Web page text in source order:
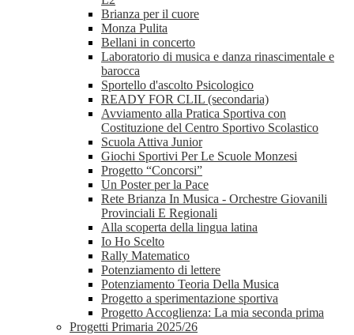
Brianza per il cuore
Monza Pulita
Bellani in concerto
Laboratorio di musica e danza rinascimentale e
barocca
Sportello d'ascolto Psicologico
READY FOR CLIL (secondaria)
Avviamento alla Pratica Sportiva con
Costituzione del Centro Sportivo Scolastico
Scuola Attiva Junior
Giochi Sportivi Per Le Scuole Monzesi
Progetto “Concorsi”
Un Poster per la Pace
Rete Brianza In Musica - Orchestre Giovanili
Provinciali E Regionali
Alla scoperta della lingua latina
Io Ho Scelto
Rally Matematico
Potenziamento di lettere
Potenziamento Teoria Della Musica
Progetto a sperimentazione sportiva
Progetto Accoglienza: La mia seconda prima
Progetti Primaria 2025/26